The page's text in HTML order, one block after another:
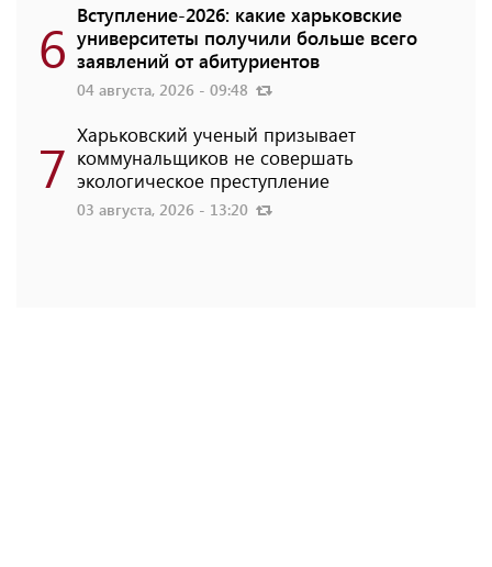
6 Вступление-2026: какие харьковские
университеты получили больше всего
заявлений от абитуриентов
04 августа, 2026 - 09:48
7 Харьковский ученый призывает
коммунальщиков не совершать
экологическое преступление
03 августа, 2026 - 13:20